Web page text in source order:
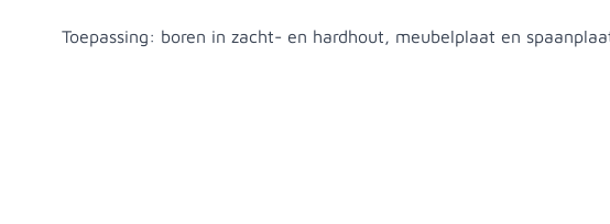
Toepassing: boren in zacht- en hardhout, meubelplaat en